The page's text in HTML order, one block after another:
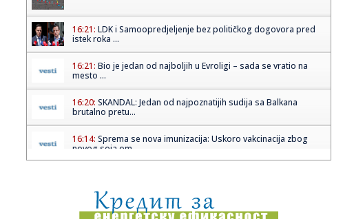
16:21: LDK i Samoopredjeljenje bez političkog dogovora pred
istek roka ...
16:21: Bio je jedan od najboljih u Evroligi – sada se vratio na
mesto ...
16:20: SKANDAL: Jedan od najpoznatijih sudija sa Balkana
brutalno pretu...
16:14: Sprema se nova imunizacija: Uskoro vakcinacija zbog
novog soja om...
16:05:Намирнице које не треба вечерати ...